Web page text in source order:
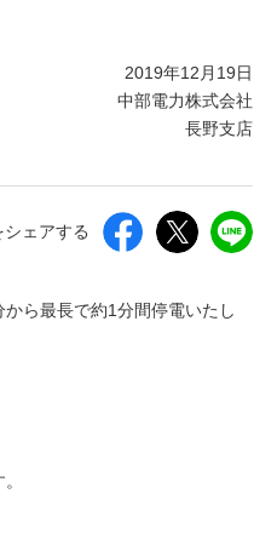
2019年12月19日
中部電力株式会社
長野支店
シェアする
ら最長で約1分間停電いたし